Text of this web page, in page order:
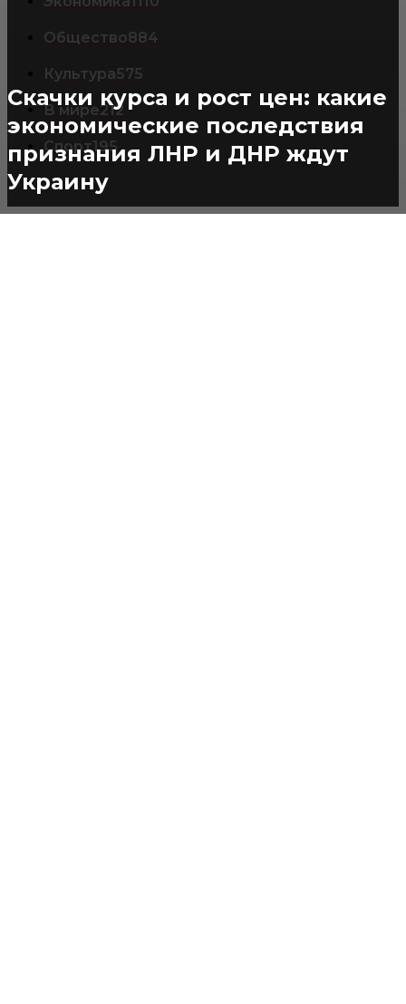
Скачки курса и рост цен: какие
экономические последствия
признания ЛНР и ДНР ждут
Украину
Общество884
Культура575
В мире212
Спорт195